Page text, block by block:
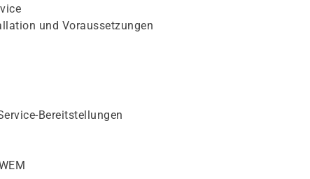
und Voraussetzungen
Bereitstellungen